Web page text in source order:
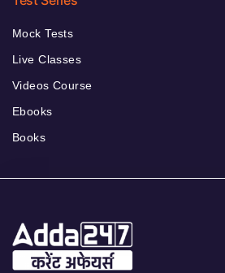
Mock Tests
Live Classes
Videos Course
Ebooks
Books